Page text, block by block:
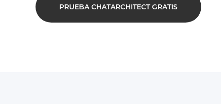
PRUEBA CHATARCHITECT GRATIS